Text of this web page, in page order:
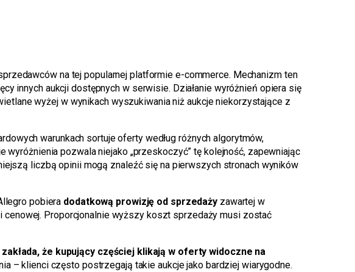
na tej popularnej platformie e-commerce. Mechanizm ten
innych aukcji dostępnych w serwisie. Działanie wyróżnień opiera się
wyżej w wynikach wyszukiwania niż aukcje niekorzystające z
warunkach sortuje oferty według różnych algorytmów,
pozwala niejako „przeskoczyć” tę kolejność, zapewniając
liczbą opinii mogą znaleźć się na pierwszych stronach wyników
pobiera dodatkową prowizję od sprzedaży zawartej w
Proporcjonalnie wyższy koszt sprzedaży musi zostać
że kupujący częściej klikają w oferty widoczne na
– klienci często postrzegają takie aukcje jako bardziej wiarygodne.